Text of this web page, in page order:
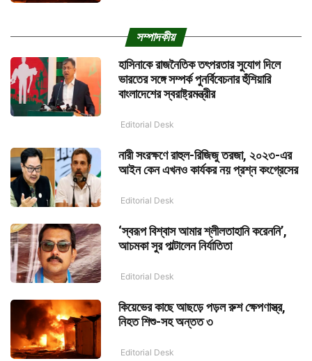
সম্পাদকীয়
হাসিনাকে রাজনৈতিক তৎপরতার সুযোগ দিলে
ভারতের সঙ্গে সম্পর্ক পুনর্বিবেচনার হুঁশিয়ারি
বাংলাদেশের স্বরাষ্ট্রমন্ত্রীর
Editorial Desk
নারী সংরক্ষণে রাহুল-রিজিজু তরজা, ২০২৩-এর
আইন কেন এখনও কার্যকর নয় প্রশ্ন কংগ্রেসের
Editorial Desk
‘স্বরূপ বিশ্বাস আমার শ্লীলতাহানি করেননি’,
আচমকা সুর পাল্টালেন নির্যাতিতা
Editorial Desk
কিয়েভের কাছে আছড়ে পড়ল রুশ ক্ষেপণাস্ত্র,
নিহত শিশু-সহ অন্তত ৩
Editorial Desk